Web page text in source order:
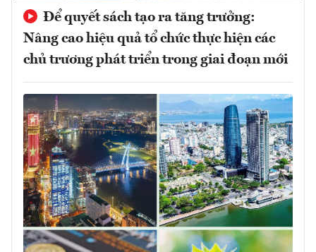
Để quyết sách tạo ra tăng trưởng:
Nâng cao hiệu quả tổ chức thực hiện các
chủ trương phát triển trong giai đoạn mới